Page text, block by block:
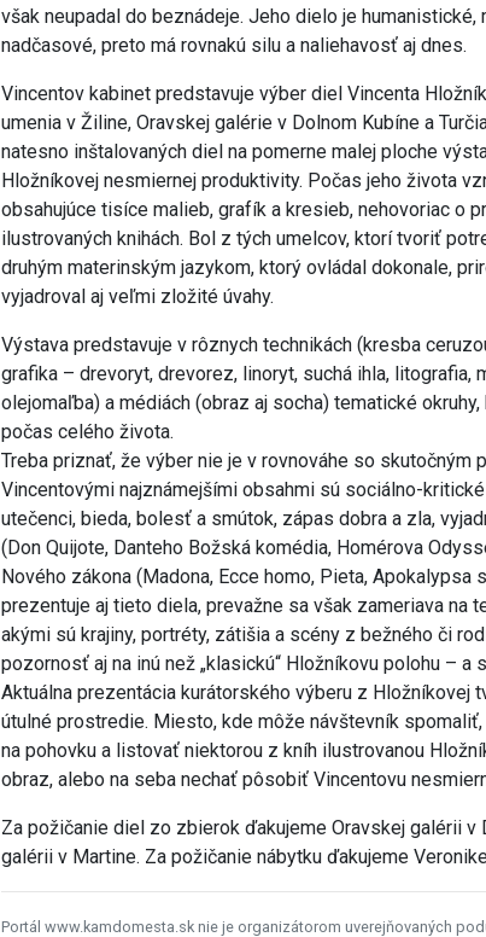
však neupadal do beznádeje. Jeho dielo je humanistické,
nadčasové, preto má rovnakú silu a naliehavosť aj dnes.
Vincentov kabinet predstavuje výber diel Vincenta
umenia v Žiline, Oravskej galérie v Dolnom Kubíne a
natesno inštalovaných diel na pomerne malej ploche
Hložníkovej nesmiernej produktivity. Počas jeho života
obsahujúce tisíce malieb, grafík a kresieb, nehovoriac o
ilustrovaných knihách. Bol z tých umelcov, ktorí tvoriť
druhým materinským jazykom, ktorý ovládal dokonale,
vyjadroval aj veľmi zložité úvahy.
Výstava predstavuje v rôznych technikách (kresba
grafika – drevoryt, drevorez, linoryt, suchá ihla, litografia,
olejomaľba) a médiách (obraz aj socha) tematické
počas celého života.
Treba priznať, že výber nie je v rovnováhe so skutočným
Vincentovými najznámejšími obsahmi sú sociálno-
utečenci, bieda, bolesť a smútok, zápas dobra a zla,
(Don Quijote, Danteho Božská komédia, Homérova
Nového zákona (Madona, Ecce homo, Pieta, Apokalypsa
prezentuje aj tieto diela, prevažne sa však zameriava na
akými sú krajiny, portréty, zátišia a scény z bežného či
pozornosť aj na inú než „klasickú“ Hložníkovu polohu – a
Aktuálna prezentácia kurátorského výberu z Hložníkovej
útulné prostredie. Miesto, kde môže návštevník
na pohovku a listovať niektorou z kníh ilustrovanou
obraz, alebo na seba nechať pôsobiť Vincentovu
Za požičanie diel zo zbierok ďakujeme Oravskej galérii v
galérii v Martine. Za požičanie nábytku ďakujeme
Portál www.kamdomesta.sk nie je organizátorom uverejňovaných